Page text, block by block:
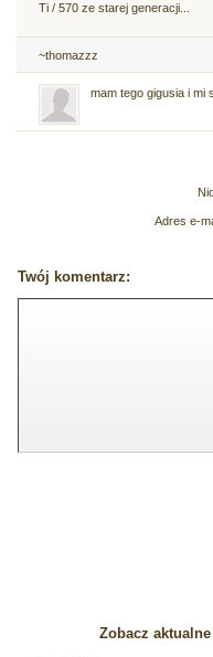
Ti / 570 ze starej generacji...
~thomazzz
mam tego gigusia i mi
Adres e-
Twój komentarz:
Zobacz